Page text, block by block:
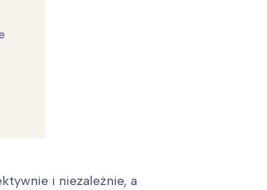
i niezależnie, a